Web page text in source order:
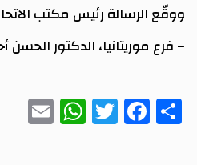
ووقّع الرسالة رئيس مكتب
– فرع موريتانيا، الدكتور الحسن
Share
Facebook
Twitter